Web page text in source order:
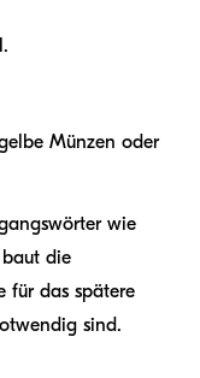
Münzen oder
wie
baut die
für das spätere
sind.